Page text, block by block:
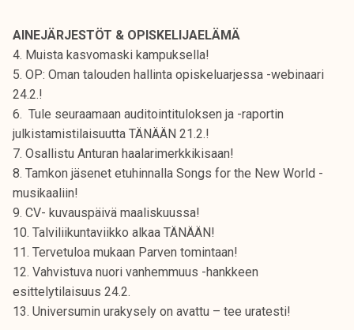
u
u
n
o
p
i
s
e
l
i
k
AINEJÄRJESTÖT & OPISKELIJAELÄMÄ
4. Muista kasvomaski kampuksella!
5. OP: Oman talouden hallinta opiskeluarjessa -webinaari
24.2.!
6. Tule seuraamaan auditointituloksen ja -raportin
julkistamistilaisuutta TÄNÄÄN 21.2.!
7. Osallistu Anturan haalarimerkkikisaan!
8. Tamkon jäsenet etuhinnalla Songs for the New World -
musikaaliin!
9. CV- kuvauspäivä maaliskuussa!
10. Talviliikuntaviikko alkaa TÄNÄÄN!
11. Tervetuloa mukaan Parven tomintaan!
12. Vahvistuva nuori vanhemmuus -hankkeen
esittelytilaisuus 24.2.
13. Universumin urakysely on avattu – tee uratesti!